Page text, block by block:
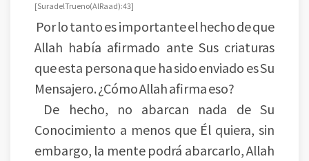
[Sura del Trueno (Al Raad): 43]
Por lo tanto es importante el hecho de que
Allah había afirmado ante Sus criaturas
que esta persona que ha sido enviado es Su
Mensajero. ¿Cómo Allah afirma eso?
De hecho, no abarcan nada de Su
Conocimiento a menos que Él quiera, sin
embargo, la mente podrá abarcarlo, Allah